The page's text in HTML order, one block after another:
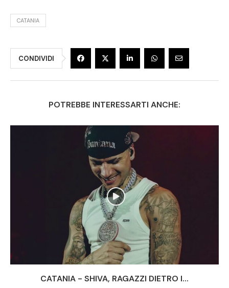
CATANIA
CONDIVIDI
POTREBBE INTERESSARTI ANCHE:
CATANIA - SHIVA, RAGAZZI DIETRO I...